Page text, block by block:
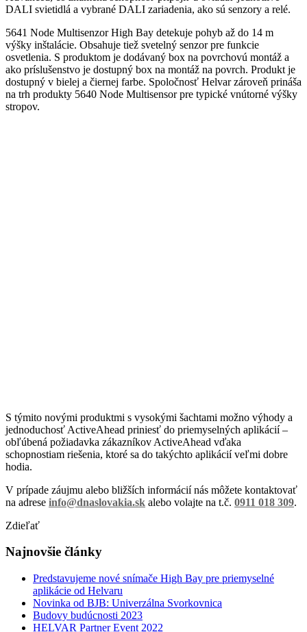
DALI svietidlá a vybrané DALI zariadenia, ako sú senzory a relé.
5641 Node Multisenzor High Bay detekuje pohyb až do 14 m
výšky inštalácie. Obsahuje tiež svetelný senzor pre funkcie
osvetlenia. S produktom je dodávaný box na povrchovú montáž a
ako príslušenstvo je dostupný box na montáž na povrch. Produkt je
dostupný v bielej a čiernej farbe. Spoločnosť Helvar zároveň prináša
na trh produkty 5640 Node Multisensor pre typické vnútorné výšky
stropov.
S týmito novými produktmi s vysokými šachtami možno výhody a
jednoduchosť ActiveAhead priniesť do priemyselných aplikácií –
obľúbená požiadavka zákazníkov ActiveAhead vďaka
schopnostiam riešenia, ktoré sa do takýchto aplikácií veľmi dobre
hodia.
V prípade záujmu alebo bližších informácií nás môžete kontaktovať
na adrese info@dnaslovakia.sk alebo volajte na t.č. 0911 018 309.
Zdieľať
Najnovšie články
Predstavujeme nové snímače High Bay pre priemyselné
aplikácie od Helvaru
Novinka od BJB: Univerzálna Svorkovnica
Budovy budúcnosti 2023
HELVAR Partner Event 2022